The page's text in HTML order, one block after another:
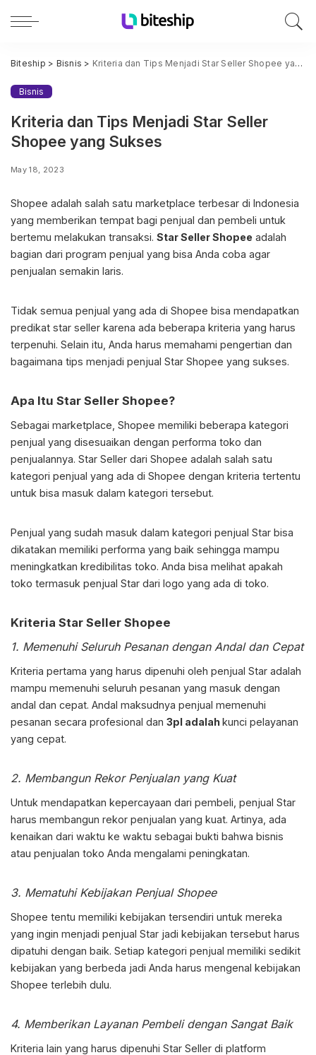
Biteship > Bisnis > Kriteria dan Tips Menjadi Star Seller Shopee yang Sukses
Bisnis
Kriteria dan Tips Menjadi Star Seller
Shopee yang Sukses
May 18, 2023
Shopee adalah salah satu marketplace terbesar di Indonesia
yang memberikan tempat bagi penjual dan pembeli untuk
bertemu melakukan transaksi. Star Seller Shopee adalah
bagian dari program penjual yang bisa Anda coba agar
penjualan semakin laris.
Tidak semua penjual yang ada di Shopee bisa mendapatkan
predikat star seller karena ada beberapa kriteria yang harus
terpenuhi. Selain itu, Anda harus memahami pengertian dan
bagaimana tips menjadi penjual Star Shopee yang sukses.
Apa Itu Star Seller Shopee?
Sebagai marketplace, Shopee memiliki beberapa kategori
penjual yang disesuaikan dengan performa toko dan
penjualannya. Star Seller dari Shopee adalah salah satu
kategori penjual yang ada di Shopee dengan kriteria tertentu
untuk bisa masuk dalam kategori tersebut.
Penjual yang sudah masuk dalam kategori penjual Star bisa
dikatakan memiliki performa yang baik sehingga mampu
meningkatkan kredibilitas toko. Anda bisa melihat apakah
toko termasuk penjual Star dari logo yang ada di toko.
Kriteria Star Seller Shopee
1. Memenuhi Seluruh Pesanan dengan Andal dan Cepat
Kriteria pertama yang harus dipenuhi oleh penjual Star adalah
mampu memenuhi seluruh pesanan yang masuk dengan
andal dan cepat. Andal maksudnya penjual memenuhi
pesanan secara profesional dan 3pl adalahkunci pelayanan
yang cepat.
2. Membangun Rekor Penjualan yang Kuat
Untuk mendapatkan kepercayaan dari pembeli, penjual Star
harus membangun rekor penjualan yang kuat. Artinya, ada
kenaikan dari waktu ke waktu sebagai bukti bahwa bisnis
atau penjualan toko Anda mengalami peningkatan.
3. Mematuhi Kebijakan Penjual Shopee
Shopee tentu memiliki kebijakan tersendiri untuk mereka
yang ingin menjadi penjual Star jadi kebijakan tersebut harus
dipatuhi dengan baik. Setiap kategori penjual memiliki sedikit
kebijakan yang berbeda jadi Anda harus mengenal kebijakan
Shopee terlebih dulu.
4. Memberikan Layanan Pembeli dengan Sangat Baik
Kriteria lain yang harus dipenuhi Star Seller di platform